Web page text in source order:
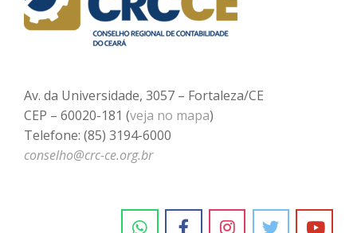
Av. da Universidade, 3057 – Fortaleza/CE
CEP – 60020-181 (veja no mapa)
Telefone: (85) 3194-6000
conselho@crc-ce.org.br